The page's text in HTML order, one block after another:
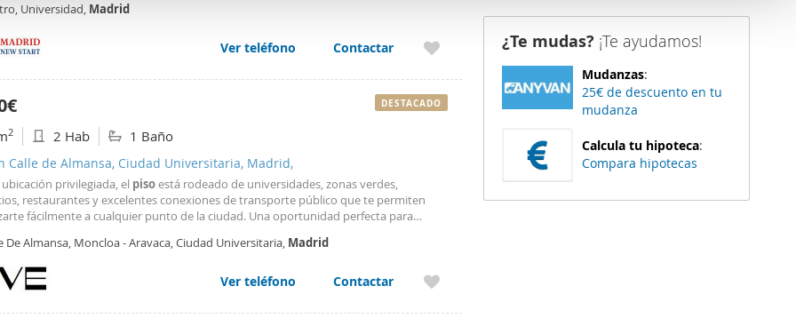
se usan para personalizar el contenido y los anuncios, ofrecer funciones
el tráfico. Además, compartimos información sobre el uso que haga del
de redes sociales, publicidad y análisis web, quienes pueden
que les haya proporcionado o que hayan recopilado a partir del uso
Con 74 m² construidos y 69 m² útiles, cuenta
Universidad, Madrid
Ver teléfono Contactar
2 2 Hab 1 Baño
Calle de Almansa, Ciudad Universitaria, Madrid,
privilegiada, el pisoestá rodeado de universidades, zonas verdes,
restaurantes y excelentes conexiones de transporte público que te permiten
fácilmente a cualquier punto de la ciudad. Una oportunidad perfecta para
ha sidoreformaday amueblada con estilo actual
De Almansa, Moncloa - Aravaca, Ciudad Universitaria, Madrid
Ver teléfono Contactar
DESTACADO
¿Te mudas? ¡Te ayudamos!
Mudanzas:
25€ de descuento en tu
mudanza
Calcula tu hipoteca:
Compara hipotecas